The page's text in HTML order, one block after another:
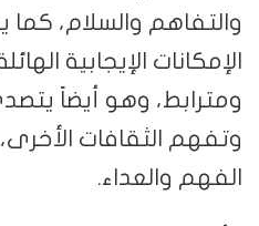
والتفاهم والسلام،
الإمكانات الإيجابية
ومترابط، وهو أيضاً
وتفهم الثقافات
الفهم والعداء.